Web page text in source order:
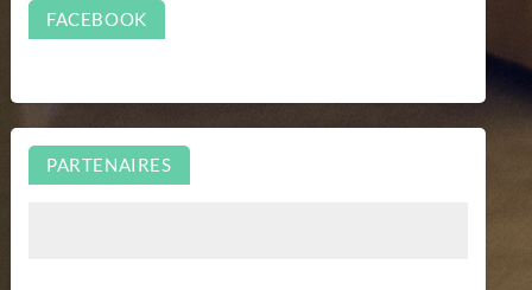
FACEBOOK
PARTENAIRES